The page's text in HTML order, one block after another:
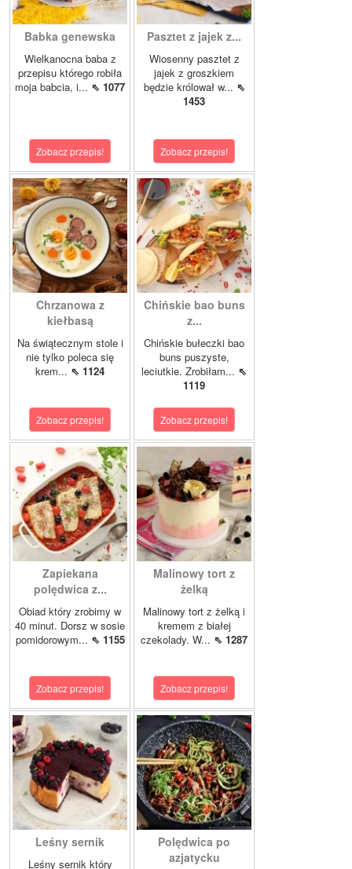
Babka genewska
Wielkanocna baba z
przepisu którego robiła
moja babcia, i... ⇖ 1077
Zobacz przepis!
Pasztet z jajek z...
Wiosenny pasztet z
jajek z groszkiem
będzie królował w... ⇖
1453
Zobacz przepis!
Chrzanowa z
kiełbasą
Na świątecznym stole i
nie tylko poleca się
krem... ⇖ 1124
Zobacz przepis!
Chińskie bao buns
z...
Chińskie bułeczki bao
buns puszyste,
leciutkie. Zrobiłam... ⇖
1119
Zobacz przepis!
Zapiekana
polędwica z...
Obiad który zrobimy w
40 minut. Dorsz w sosie
pomidorowym... ⇖ 1155
Zobacz przepis!
Malinowy tort z
żelką
Malinowy tort z żelką i
kremem z białej
czekolady. W... ⇖ 1287
Zobacz przepis!
Leśny sernik
Leśny sernik który
Polędwica po
azjatycku